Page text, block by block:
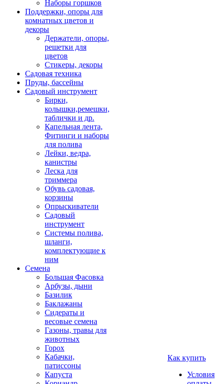
Наборы горшков
Поддержки, опоры для
комнатных цветов и
декоры
Держатели, опоры,
решетки для
цветов
Стикеры, декоры
Садовая техника
Пруды, бассейны
Садовый инструмент
Бирки,
колышки,ремешки,
таблички и др.
Капельная лента,
Фитинги и наборы
для полива
Лейки, ведра,
канистры
Леска для
триммера
Обувь садовая,
корзины
Опрыскиватели
Садовый
инструмент
Системы полива,
шланги,
комплектующие к
ним
Семена
Большая Фасовка
Арбузы, дыни
Базилик
Баклажаны
Сидераты и
весовые семена
Газоны, травы для
животных
Горох
Кабачки,
патиссоны
Капуста
Как купить
Условия